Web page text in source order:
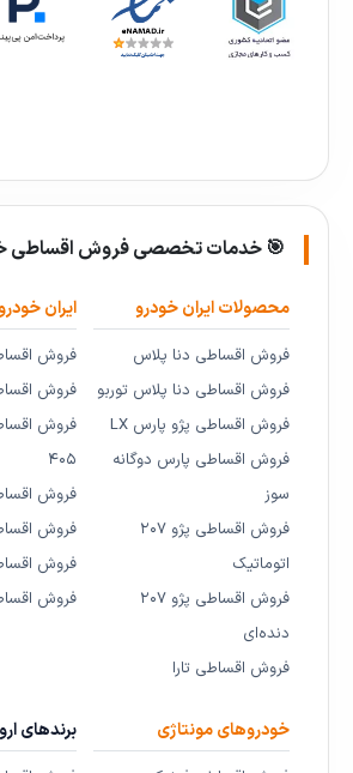
🎯 خدمات تخصصی فروش اقساطی
محصولات ایران خودرو
فروش اقساطی دنا پلاس
فروش اقساطی دنا پلاس توربو
فروش اقساطی پژو پارس LX
فروش اقساطی پارس دوگانه
سوز
فروش اقساطی پژو ۲۰۷
اتوماتیک
فروش اقساطی پژو ۲۰۷
دنده‌ای
فروش اقساطی تارا
ایران
فروش
فروش
فروش
۴۰۵
فروش
فروش
فروش
فروش
خودروهای مونتاژی برندهای